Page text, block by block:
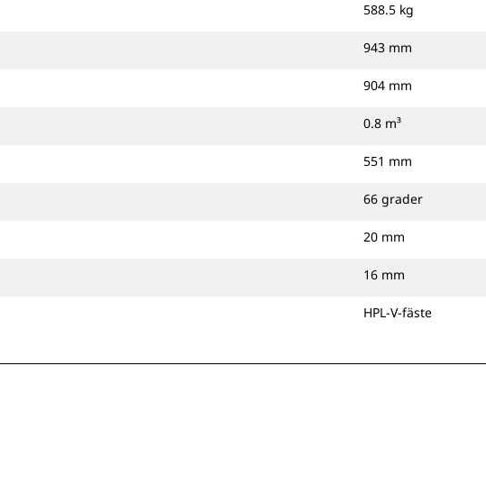
588.5 kg
943 mm
904 mm
0.8 m³
551 mm
66 grader
20 mm
16 mm
HPL-V-fäste